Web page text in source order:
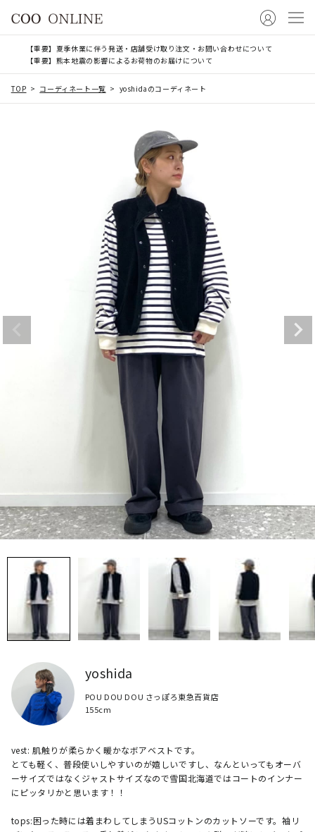
【重要】夏季休業に伴う発送・店舗受け取り注文・お問い合わせについて
【重要】熊本地震の影響によるお荷物のお届けについて
TOP コーディネート一覧 yoshidaのコーディネート
yoshida
POU DOU DOU さっぽろ東急百貨店
155cm
vest: 肌触りが柔らかく暖かなボアベストです。
とても軽く、普段使いしやすいのが嬉しいですし、なんといってもオーバ
ーサイズではなくジャストサイズなので雪国北海道ではコートのインナー
にピッタリかと思います！！
tops:困った時には着まわしてしまうUSコットンのカットソーです。袖リ